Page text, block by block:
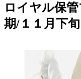
ロイヤル保
期/１１月下旬